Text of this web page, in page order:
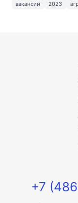
вакансии
2023
+7